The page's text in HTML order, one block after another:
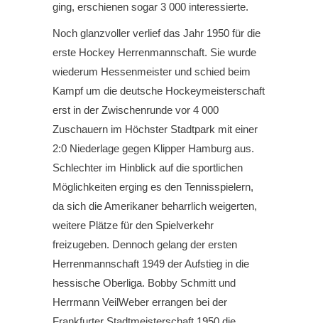
ging, erschienen sogar 3 000 interessierte.
Noch glanzvoller verlief das Jahr 1950 für die
erste Hockey Herrenmannschaft. Sie wurde
wiederum Hessenmeister und schied beim
Kampf um die deutsche Hockeymeisterschaft
erst in der Zwischenrunde vor 4 000
Zuschauern im Höchster Stadtpark mit einer
2:0 Niederlage gegen Klipper Hamburg aus.
Schlechter im Hinblick auf die sportlichen
Möglichkeiten erging es den Tennisspielern,
da sich die Amerikaner beharrlich weigerten,
weitere Plätze für den Spielverkehr
freizugeben. Dennoch gelang der ersten
Herrenmannschaft 1949 der Aufstieg in die
hessische Oberliga. Bobby Schmitt und
Herrmann Veil­Weber errangen bei der